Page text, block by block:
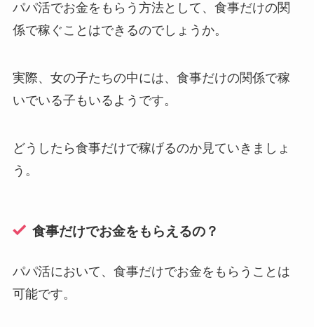
パパ活でお金をもらう方法として、食事だけの関
係で稼ぐことはできるのでしょうか。
実際、女の子たちの中には、食事だけの関係で稼
いでいる子もいるようです。
どうしたら食事だけで稼げるのか見ていきましょ
う。
食事だけでお金をもらえるの？
パパ活において、食事だけでお金をもらうことは
可能です。